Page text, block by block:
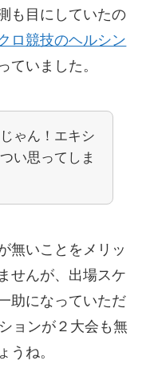
も目にしていたの
ロ競技のヘルシン
ていました。
ゃん！エキシ
い思ってしま
無いことをメリッ
せんが、出場スケ
助になっていただ
ョンが２大会も無
うね。